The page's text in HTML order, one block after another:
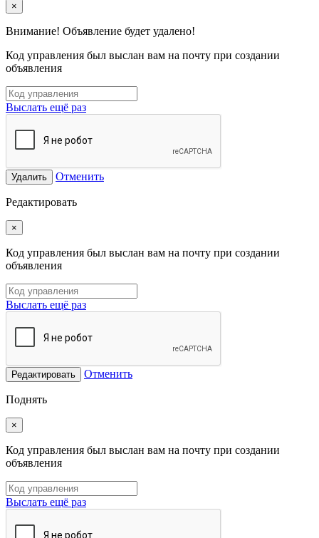
×
Внимание! Объявление будет удалено!
Код управления был выслан вам на почту при создании
объявления
Выслать ещё раз
Удалить Отменить
Редактировать
×
Код управления был выслан вам на почту при создании
объявления
Выслать ещё раз
Редактировать Отменить
Поднять
×
Код управления был выслан вам на почту при создании
объявления
Выслать ещё раз